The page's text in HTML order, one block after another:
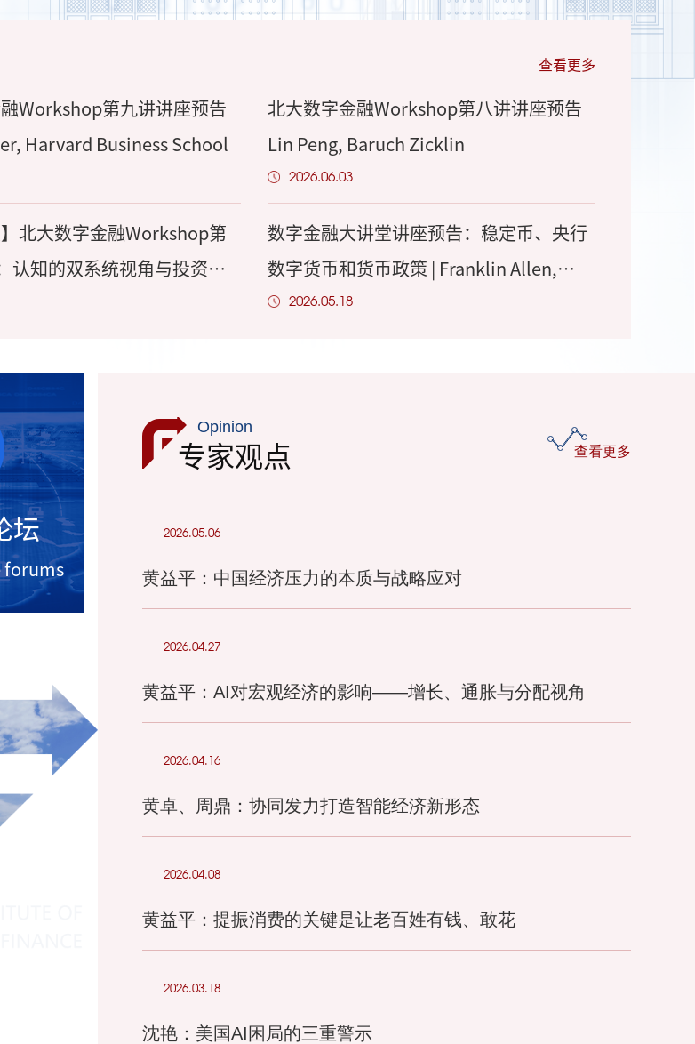
查看更多
Workshop第九讲讲座预告
Harvard Business School
北大数字金融Workshop第八讲讲座预告
Lin Peng, Baruch Zicklin
2026.06.03
】北大数字金融Workshop第
认知的双系统视角与投资者
数字金融大讲堂讲座预告：稳定币、央行
数字货币和货币政策 | Franklin Allen,
Imperial Business School
2026.05.18
坛
forums
Opinion
专家观点 查看更多
2026.05.06
黄益平：中国经济压力的本质与战略应对
2026.04.27
黄益平：AI对宏观经济的影响——增长、通胀与分配视角
2026.04.16
黄卓、周鼎：协同发力打造智能经济新形态
2026.04.08
黄益平：提振消费的关键是让老百姓有钱、敢花
2026.03.18
沈艳：美国AI困局的三重警示